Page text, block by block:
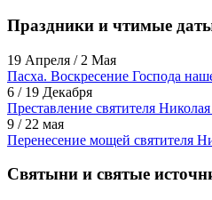
Праздники и чтимые
19 Апреля / 2 Мая
Пасха. Воскресение Господа
6 / 19 Декабря
Преставление святителя
9 / 22 мая
Перенесение мощей святителя
Святыни и святые